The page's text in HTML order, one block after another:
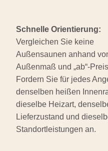
Schnelle Orientierung:
Vergleichen Sie keine
Außensaunen anhand
Außenmaß und „ab“-
Fordern Sie für jedes
denselben heißen
dieselbe Heizart,
Lieferzustand und
Standortleistungen an.